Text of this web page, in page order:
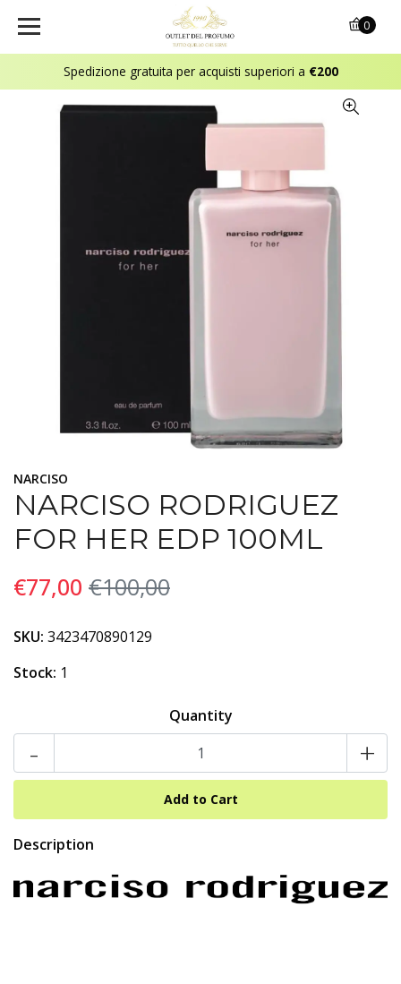
Spedizione gratuita per acquisti superiori a €200
0
NARCISO
NARCISO RODRIGUEZ
FOR HER EDP 100ML
€77,00 €100,00
SKU: 3423470890129
Stock: 1
Quantity
- +
Description